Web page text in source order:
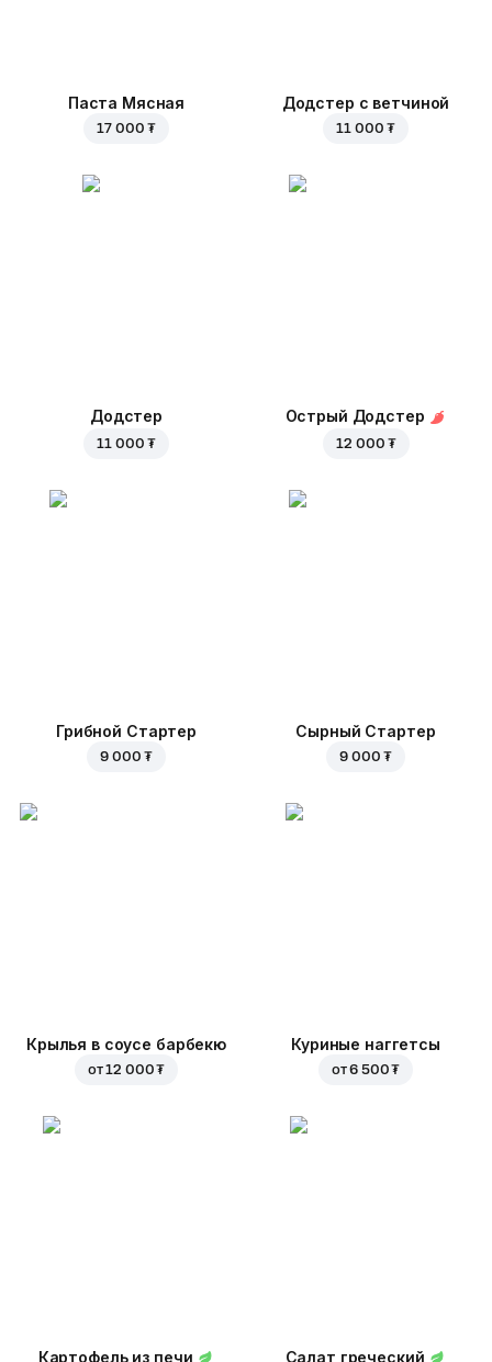
Паста Мясная
17 000 ₮
Додстер с ветчиной
11 000 ₮
Додстер
11 000 ₮
Острый Додстер
12 000 ₮
Грибной Стартер
9 000 ₮
Сырный Стартер
9 000 ₮
Крылья в соусе барбекю
от12 000 ₮
Куриные наггетсы
от6 500 ₮
Картофель из печи Салат греческий